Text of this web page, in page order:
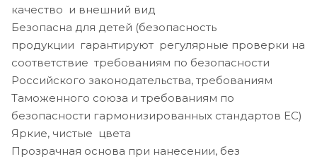
качество и внешний вид
Безопасна для детей (безопасность
продукции гарантируют регулярные проверки на
соответствие требованиям по безопасности
Российского законодательства, требованиям
Таможенного союза и требованиям по
безопасности гармонизированных стандартов ЕС)
Яркие, чистые цвета
Прозрачная основа при нанесении, без